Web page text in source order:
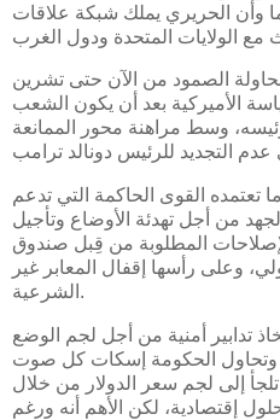
وأن الحريري يملك شبكة علاقات
محاولة الصمود من الآن حتى تشرين
الأميركية بعد أن يكون الشعب
وسط مراهنة محور الممانعة
تعتمده القوى الحاكمة التي تدعم
من أجل تهدئة الأوضاع وتأجيل
المطلوبة من قِبل صندوق
وعلى رأسها إقفال المعابر غير
الشرعية.
تدابير أمنية من أجل لجم الوضع
وتحاول الحكومة إسكات كل صوت
إلى لجم سعر الدولار من خلال
إقتصادية، لكن الأهم أنه ورغم